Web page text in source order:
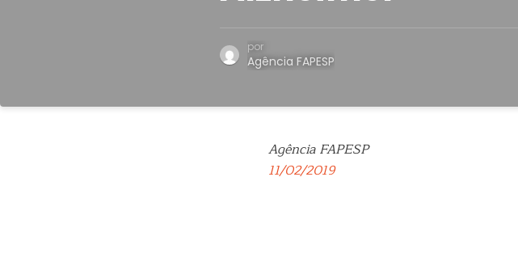
por
Agência FAPESP
Agência FAPESP
11/02/2019